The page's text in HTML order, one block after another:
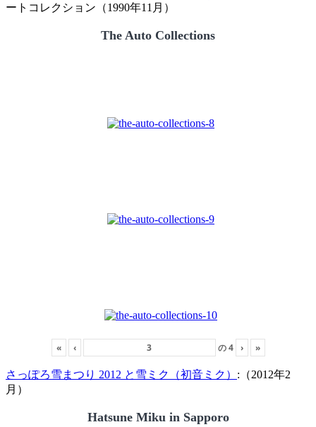
ートコレクション（1990年11月）
The Auto Collections
« ‹ の4 › »
さっぽろ雪まつり 2012 と雪ミク（初音ミク） :（2012年2
月）
Hatsune Miku in Sapporo